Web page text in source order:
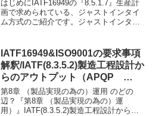
はじめにIATF16949の『8.5.1.7』生産計
画で求められている、ジャストインタイ
ム方式のご紹介です。ジャストインタイ
ンタイムと言わず、日本語でかんばん方
式と表現...
IATF16949&ISO9001の要求事項
解釈/IATF(8.3.5.2)製造工程設計か
らのアウトプット（APQP
Phase3）
第8章 （製品実現の為の）運用 のどの
辺？『第8章 （製品実現の為の）運
用）』IATF(8.3.5.2)製造工程設計からの